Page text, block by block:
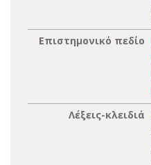
Επιστημονικό πεδίο
Λέξεις-κλειδιά